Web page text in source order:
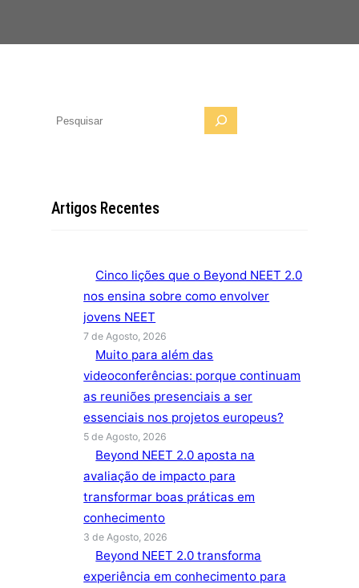
P
u
Artigos Recentes
Cinco lições que o Beyond NEET 2.0
nos ensina sobre como envolver
jovens NEET
7 de Agosto, 2026
Muito para além das
videoconferências: porque continuam
as reuniões presenciais a ser
essenciais nos projetos europeus?
5 de Agosto, 2026
Beyond NEET 2.0 aposta na
avaliação de impacto para
transformar boas práticas em
conhecimento
3 de Agosto, 2026
Beyond NEET 2.0 transforma
experiência em conhecimento para